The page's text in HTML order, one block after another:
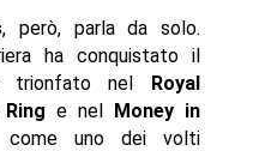
, però, parla da solo.
ha conquistato il
trionfato nel Royal
e nel Money in
come uno dei volti